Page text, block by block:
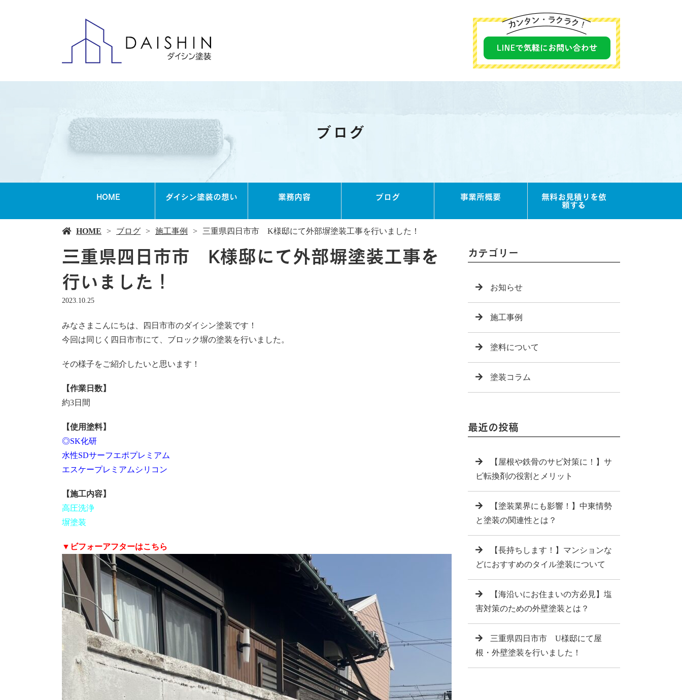
ブログ
HOME ダイシン塗装の想い 業務内容 ブログ
お知らせ
施工事例
塗料について
塗装コラム
事業所概要
無料お見積りを依
頼する
HOME ブログ 施工事例 三重県四日市市 K様邸にて外部塀塗装工事を行いました！
三重県四日市市 K様邸にて外部塀塗装工事を
行いました！
2023.10.25
みなさまこんにちは、四日市市のダイシン塗装です！
今回は同じく四日市市にて、ブロック塀の塗装を行いました。
その様子をご紹介したいと思います！
【作業日数】
約3日間
【使用塗料】
◎SK化研
水性SDサーフエポプレミアム
エスケープレミアムシリコン
【施工内容】
高圧洗浄
塀塗装
▼ビフォーアフターはこちら
カテゴリー
お知らせ
施工事例
塗料について
塗装コラム
最近の投稿
【屋根や鉄骨のサビ対策に！】サ
ビ転換剤の役割とメリット
【塗装業界にも影響！】中東情勢
と塗装の関連性とは？
【長持ちします！】マンションな
どにおすすめのタイル塗装について
【海沿いにお住まいの方必見】塩
害対策のための外壁塗装とは？
三重県四日市市 U様邸にて屋
根・外壁塗装を行いました！